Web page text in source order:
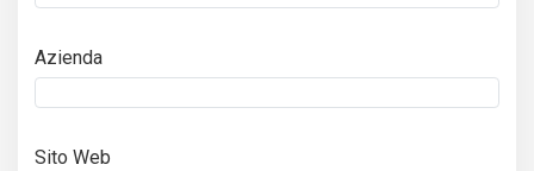
Azienda
Sito Web